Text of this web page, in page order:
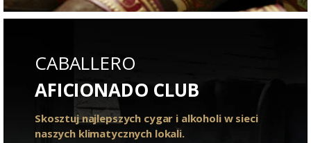
CABALLERO
AFICIONADO CLUB
Skosztuj najlepszych cygar i alkoholi w sieci
naszych klimatycznych lokali.